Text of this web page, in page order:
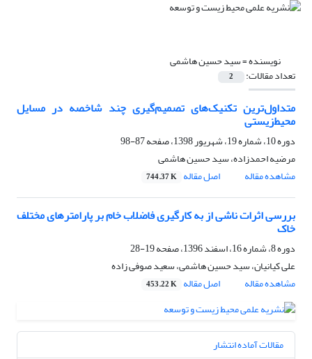
نویسنده =سید حسین هاشمی
تعداد مقالات: 2
متداول‌ترین تکنیک‌های تصمیم‌گیری چند شاخصه در مسایل
محیط‌زیستی
دوره 10، شماره 19، شهریور 1398، صفحه
87-98
مرضیه احمدزاده، سید حسین هاشمی
مشاهده مقاله
اصل مقاله 744.37 K
بررسی اثرات ناشی از به کارگیری فاضلاب خام بر پارامترهای مختلف
خاک
دوره 8، شماره 16، اسفند 1396، صفحه
19-28
علی کیانیان، سید حسین هاشمی، سعید صوفی زاده
مشاهده مقاله
اصل مقاله 453.22 K
مقالات آماده انتشار